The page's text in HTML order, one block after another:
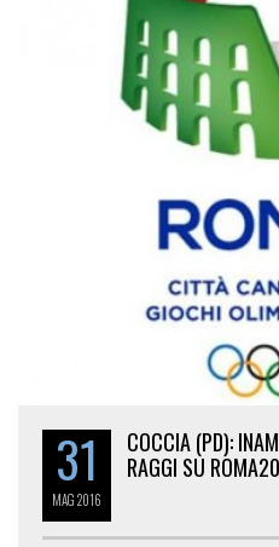
31
MAG2016
COCCIA (PD):
RAGGI SU